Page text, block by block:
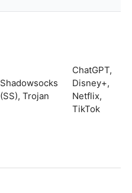
Shadowsocks
(SS), Trojan
ChatGPT,
Disney+,
Netflix,
TikTok